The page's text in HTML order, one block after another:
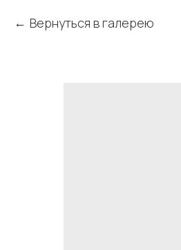
Вернуться в галерею